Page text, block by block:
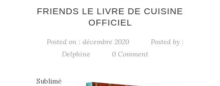
FRIENDS LE LIVRE DE CUISINE
OFFICIEL
Posted on : décembre 2020
Posted by :
Delphine
0 Comment
Sublimé